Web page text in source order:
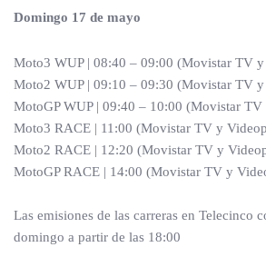
Domingo 17 de mayo
Moto3 WUP | 08:40 – 09:00 (Movistar TV y
Moto2 WUP | 09:10 – 09:30 (Movistar TV y
MotoGP WUP | 09:40 – 10:00 (Movistar TV
Moto3 RACE | 11:00 (Movistar TV y
Moto2 RACE | 12:20 (Movistar TV y
MotoGP RACE | 14:00 (Movistar TV y
Las emisiones de las carreras en Telecinco
domingo a partir de las 18:00